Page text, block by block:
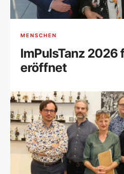
MENSCHEN
ImPulsTanz 2026
eröffnet